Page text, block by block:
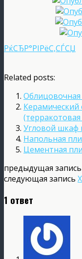
РќСЂР°РІРёС‚СЃСЏ
Related posts:
Угловой шкаф
Напольная
Цементная
предыдущая запись
следующая запись
1 ответ